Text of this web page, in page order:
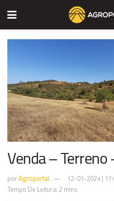
Venda – Terreno
porAgroportal
12-01-2024 |
Tempo De Leitura: 2 mins